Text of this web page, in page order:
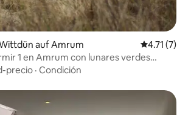
auf Amrum Calificación
4.71 (7)
1 en Amrum con lunares verdes
precio · Condición